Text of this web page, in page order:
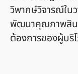
วิพากษ์วิจารณ์ใน
พัฒนาคุณภาพสิน
ต้องการของผู้บริ